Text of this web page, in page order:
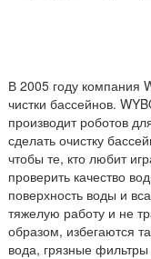
В 2005 году компания
чистки бассейнов.
производит роботов
сделать очистку
чтобы те, кто любит
проверить качество
поверхность воды и
тяжелую работу и не
образом, избегаются
вода, грязные фильтры